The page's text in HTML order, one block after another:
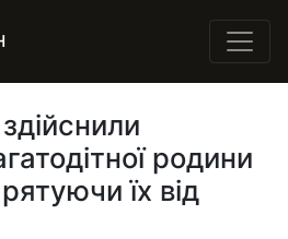
родини
їх від